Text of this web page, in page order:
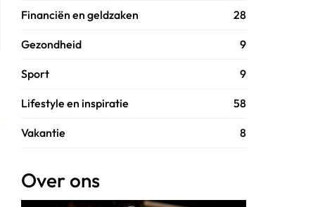
Financiën en geldzaken 28
Gezondheid 9
Sport 9
Lifestyle en inspiratie 58
Vakantie 8
Over ons